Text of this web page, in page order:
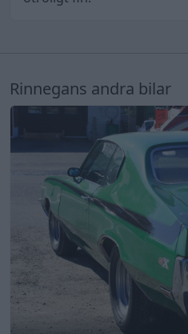
Rinnegans andra bilar